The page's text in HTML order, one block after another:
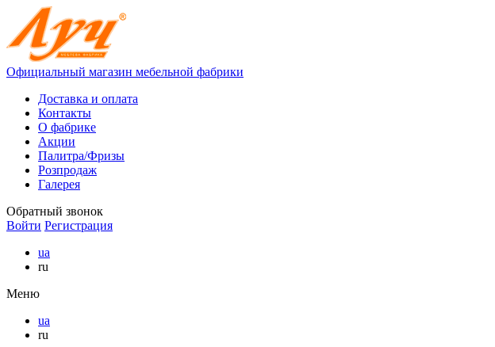
Официальный магазин мебельной фабрики
Доставка и оплата
Контакты
О фабрике
Акции
Палитра/Фризы
Розпродаж
Галерея
Обратный звонок
Войти Регистрация
ua
ru
Меню
ua
ru